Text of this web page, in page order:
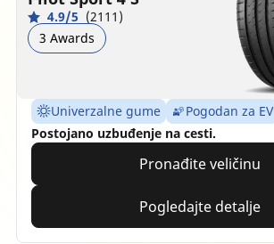
4.9/5 (2111)
3 Awards
Univerzalne gume Pogodan za EV
Postojano uzbuđenje na cesti.
Pronađite veličinu
Pogledajte detalje